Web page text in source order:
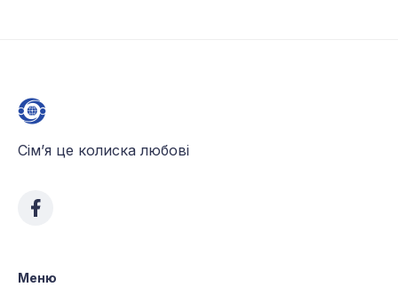
Сім’я це колиска любові
Меню